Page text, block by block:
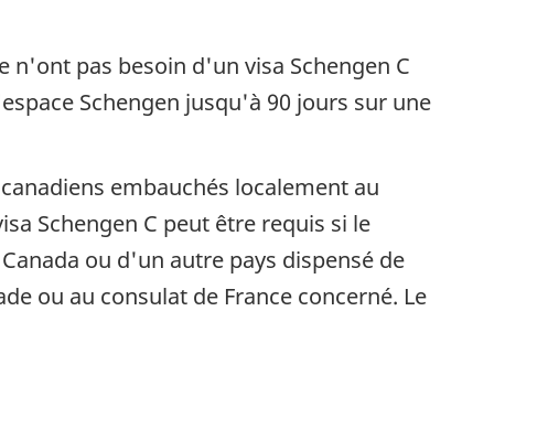
n'ont pas besoin d'un visa Schengen C
Schengen jusqu'à 90 jours sur une
embauchés localement au
Schengen C peut être requis si le
ou d'un autre pays dispensé de
ou au consulat de France concerné. Le